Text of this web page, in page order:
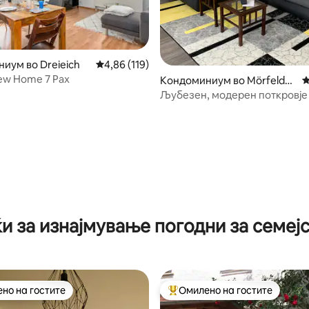
5, 125 рецензии
во Dreieich Просечна оцена: 4,86 од 5, 119 рецензии
4,86 (119)
Home 7 Pax
Кондоминиум во Mörfelde
n-Walldorf
Љубезен, модерен поткровје
за изнајмување погодни за
„Омилени на гостите“
на гостите Меѓу најуспешните „Омилени
Омилено на гостите